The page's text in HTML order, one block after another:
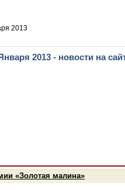
2013
2013 - новости на
«Золотая малина»